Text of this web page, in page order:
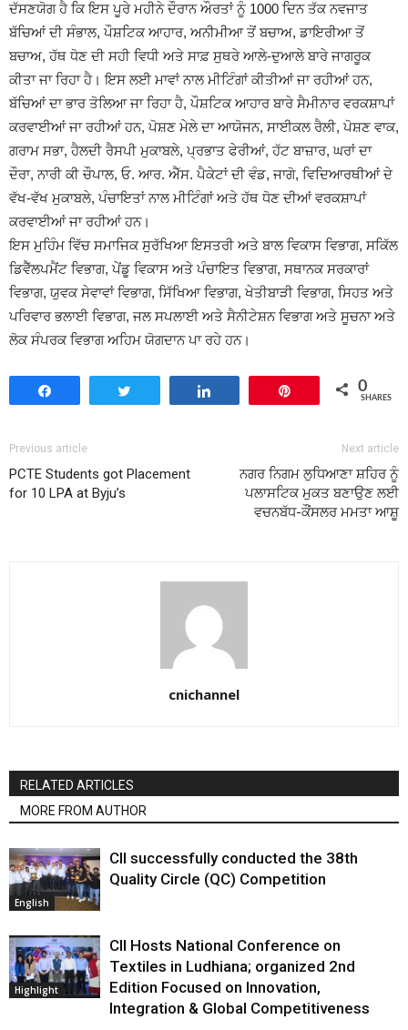
ਦੱਸਣਯੋਗ ਹੈ ਕਿ ਇਸ ਪੂਰੇ ਮਹੀਨੇ ਦੌਰਾਨ ਔਰਤਾਂ ਨੂੰ 1000 ਦਿਨ ਤੱਕ ਨਵਜਾਤ
ਬੱਚਿਆਂ ਦੀ ਸੰਭਾਲ, ਪੌਸ਼ਟਿਕ ਆਹਾਰ, ਅਨੀਮੀਆ ਤੋਂ ਬਚਾਅ, ਡਾਇਰੀਆ ਤੋਂ
ਬਚਾਅ, ਹੱਥ ਧੋਣ ਦੀ ਸਹੀ ਵਿਧੀ ਅਤੇ ਸਾਫ਼ ਸੁਥਰੇ ਆਲੇ-ਦੁਆਲੇ ਬਾਰੇ ਜਾਗਰੂਕ
ਕੀਤਾ ਜਾ ਰਿਹਾ ਹੈ। ਇਸ ਲਈ ਮਾਵਾਂ ਨਾਲ ਮੀਟਿੰਗਾਂ ਕੀਤੀਆਂ ਜਾ ਰਹੀਆਂ ਹਨ,
ਬੱਚਿਆਂ ਦਾ ਭਾਰ ਤੋਲਿਆ ਜਾ ਰਿਹਾ ਹੈ, ਪੌਸ਼ਟਿਕ ਆਹਾਰ ਬਾਰੇ ਸੈਮੀਨਾਰ ਵਰਕਸ਼ਾਪਾਂ
ਕਰਵਾਈਆਂ ਜਾ ਰਹੀਆਂ ਹਨ, ਪੋਸ਼ਣ ਮੇਲੇ ਦਾ ਆਯੋਜਨ, ਸਾਈਕਲ ਰੈਲੀ, ਪੋਸ਼ਣ ਵਾਕ,
ਗਰਾਮ ਸਭਾ, ਹੈਲਦੀ ਰੈਸਪੀ ਮੁਕਾਬਲੇ, ਪ੍ਰਭਾਤ ਫੇਰੀਆਂ, ਹੱਟ ਬਾਜ਼ਾਰ, ਘਰਾਂ ਦਾ
ਦੌਰਾ, ਨਾਰੀ ਕੀ ਚੌਪਾਲ, ਓ. ਆਰ. ਐੱਸ. ਪੈਕੇਟਾਂ ਦੀ ਵੰਡ, ਜਾਗੋ, ਵਿਦਿਆਰਥੀਆਂ ਦੇ
ਵੱਖ-ਵੱਖ ਮੁਕਾਬਲੇ, ਪੰਚਾਇਤਾਂ ਨਾਲ ਮੀਟਿੰਗਾਂ ਅਤੇ ਹੱਥ ਧੋਣ ਦੀਆਂ ਵਰਕਸ਼ਾਪਾਂ
ਕਰਵਾਈਆਂ ਜਾ ਰਹੀਆਂ ਹਨ।
ਇਸ ਮੁਹਿੰਮ ਵਿੱਚ ਸਮਾਜਿਕ ਸੁਰੱਖਿਆ ਇਸਤਰੀ ਅਤੇ ਬਾਲ ਵਿਕਾਸ ਵਿਭਾਗ, ਸਕਿੱਲ
ਡਿਵੈੱਲਪਮੈਂਟ ਵਿਭਾਗ, ਪੇਂਡੂ ਵਿਕਾਸ ਅਤੇ ਪੰਚਾਇਤ ਵਿਭਾਗ, ਸਥਾਨਕ ਸਰਕਾਰਾਂ
ਵਿਭਾਗ, ਯੁਵਕ ਸੇਵਾਵਾਂ ਵਿਭਾਗ, ਸਿੱਖਿਆ ਵਿਭਾਗ, ਖੇਤੀਬਾੜੀ ਵਿਭਾਗ, ਸਿਹਤ ਅਤੇ
ਪਰਿਵਾਰ ਭਲਾਈ ਵਿਭਾਗ, ਜਲ ਸਪਲਾਈ ਅਤੇ ਸੈਨੀਟੇਸ਼ਨ ਵਿਭਾਗ ਅਤੇ ਸੂਚਨਾ ਅਤੇ
ਲੋਕ ਸੰਪਰਕ ਵਿਭਾਗ ਅਹਿਮ ਯੋਗਦਾਨ ਪਾ ਰਹੇ ਹਨ।
0
SHARES
Previous article
PCTE Students got Placement
for 10 LPA at Byju’s
Next article
ਨਗਰ ਨਿਗਮ ਲੁਧਿਆਣਾ ਸ਼ਹਿਰ ਨੂੰ
ਪਲਾਸਟਿਕ ਮੁਕਤ ਬਣਾਉਣ ਲਈ
ਵਚਨਬੱਧ-ਕੌਂਸਲਰ ਮਮਤਾ ਆਸ਼ੂ
cnichannel
RELATED ARTICLES
MORE FROM AUTHOR
English
CII successfully conducted the 38th
Quality Circle (QC) Competition
Highlight
CII Hosts National Conference on
Textiles in Ludhiana; organized 2nd
Edition Focused on Innovation,
Integration & Global Competitiveness